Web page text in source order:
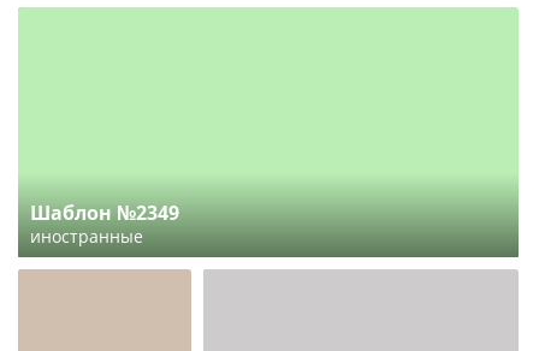
Шаблон №2349
иностранные